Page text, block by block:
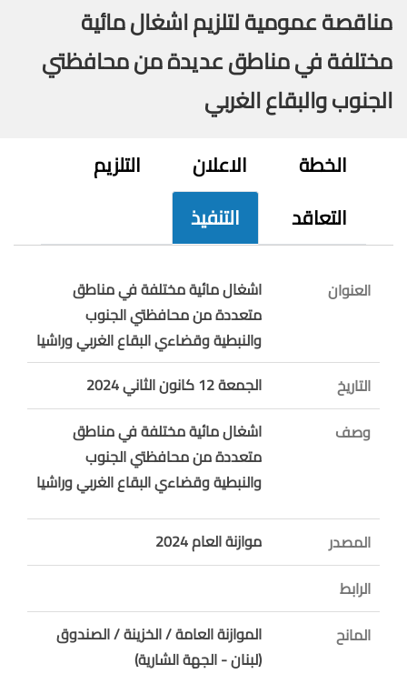
مناقصة عمومية لتلزيم اشغال مائية
مختلفة في مناطق عديدة من محافظتي
الجنوب والبقاع الغربي
الخطة الاعلان
التلزيم
التعاقد
التنفيذ
العنوان
اشغال مائية مختلفة في مناطق
متعددة من محافظتي الجنوب
والنبطية وقضاءي البقاع الغربي وراشيا
التاريخ
الجمعة 12 كانون الثاني 2024
وصف
اشغال مائية مختلفة في مناطق
متعددة من محافظتي الجنوب
والنبطية وقضاءي البقاع الغربي وراشيا
المصدر
موازنة العام 2024
الرابط
المانح
الموازنة العامة / الخزينة / الصندوق
(لبنان - الجهة الشارية)